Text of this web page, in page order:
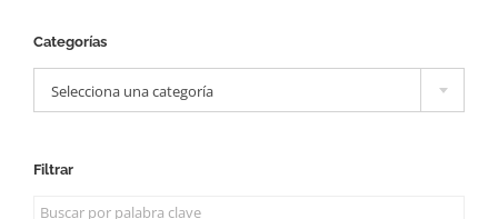
Categorías
Selecciona una categoría
Filtrar